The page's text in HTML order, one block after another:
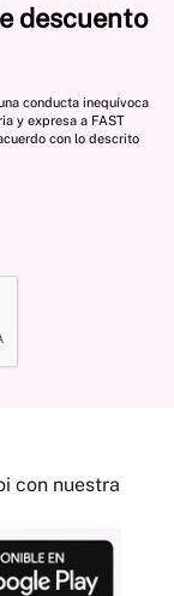
descuento
conducta inequívoca
y expresa a FAST
con lo descrito
con nuestra